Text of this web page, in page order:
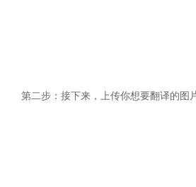
第二步：接下来，上传你想要翻译的图